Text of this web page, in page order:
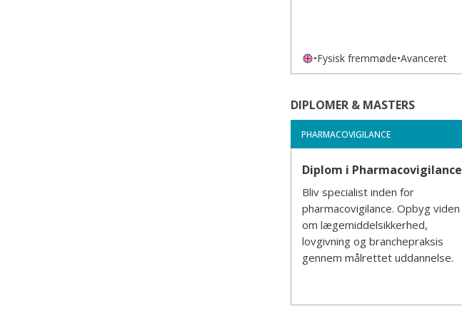
•Fysisk fremmøde•Avanceret
DIPLOMER & MASTERS
PHARMACOVIGILANCE
Diplom i Pharmacovigilance
Bliv specialist inden for
pharmacovigilance. Opbyg viden
om lægemiddelsikkerhed,
lovgivning og branchepraksis
gennem målrettet uddannelse.